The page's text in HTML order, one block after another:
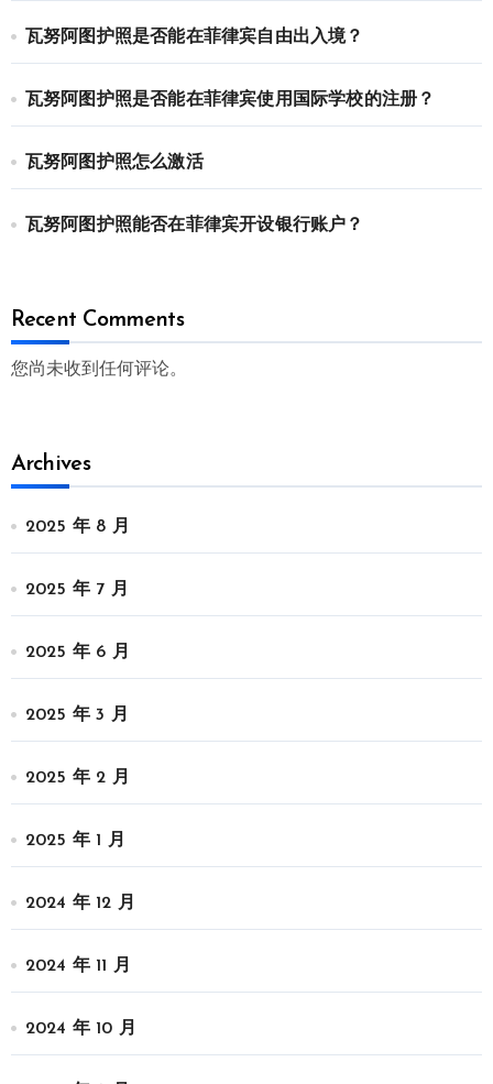
瓦努阿图护照是否能在菲律宾自由出入境？
瓦努阿图护照是否能在菲律宾使用国际学校的注册？
瓦努阿图护照怎么激活
瓦努阿图护照能否在菲律宾开设银行账户？
Recent Comments
您尚未收到任何评论。
Archives
2025 年 8 月
2025 年 7 月
2025 年 6 月
2025 年 3 月
2025 年 2 月
2025 年 1 月
2024 年 12 月
2024 年 11 月
2024 年 10 月